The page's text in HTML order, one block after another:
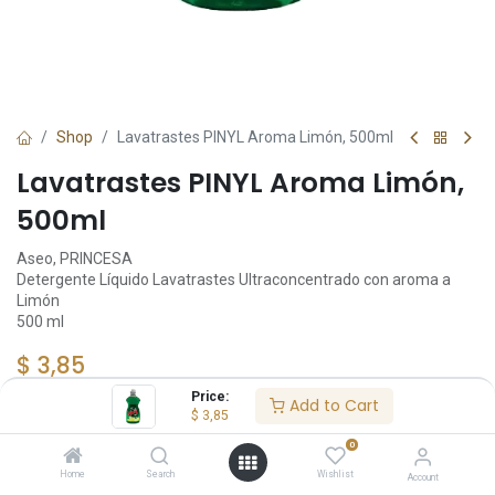
Price:
$ 3,85 Add to Cart
Home Search
0
Wishlist Account
Shop Lavatrastes PINYL Aroma Limón, 500ml
Lavatrastes PINYL Aroma Limón,
500ml
Aseo, PRINCESA
Detergente Líquido Lavatrastes Ultraconcentrado con aroma a
Limón
500 ml
$ 3,85
Add to Cart